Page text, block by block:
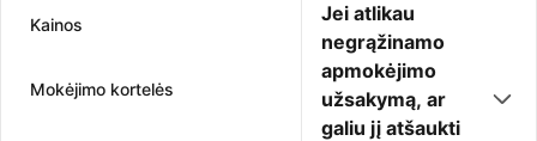
Kainos
Mokėjimo kortelės
Jei atlikau
negrąžinamo
apmokėjimo
užsakymą, ar
galiu jį atšaukti